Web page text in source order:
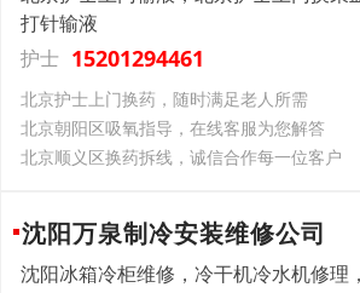
打针输液
护士 15201294461
北京护士上门换药，随时满足老人所需
北京朝阳区吸氧指导，在线客服为您解答
北京顺义区换药拆线，诚信合作每一位客户
沈阳万泉制冷安装维修公司
沈阳冰箱冷柜维修，冷干机冷水机修理